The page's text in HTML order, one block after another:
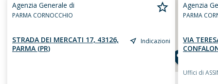
Agenzia Generale di
PARMA CORNOCCHIO
STRADA DEI MERCATI 17, 43126,
PARMA (PR)
Indicazioni
Agenzia
PARMA
VIA
Uffici di